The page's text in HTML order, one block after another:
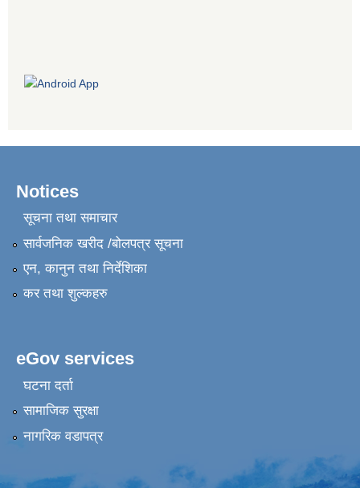
Notices
सूचना तथा समाचार
सार्वजनिक खरीद /बोलपत्र सूचना
एन, कानुन तथा निर्देशिका
कर तथा शुल्कहरु
eGov services
घटना दर्ता
सामाजिक सुरक्षा
नागरिक वडापत्र